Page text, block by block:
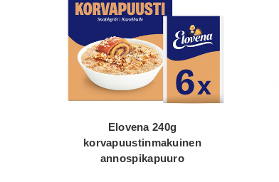
Elovena 240g
korvapuustinmakuinen
annospikapuuro